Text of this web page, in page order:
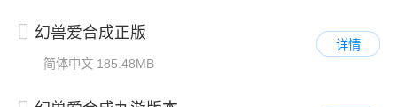
幻兽爱合成正版
简体中文 185.48MB
详情